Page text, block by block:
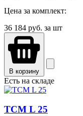
Цена за комплект:
36 184 руб. за шт
В корзину
Есть на складе
TCМ L 25